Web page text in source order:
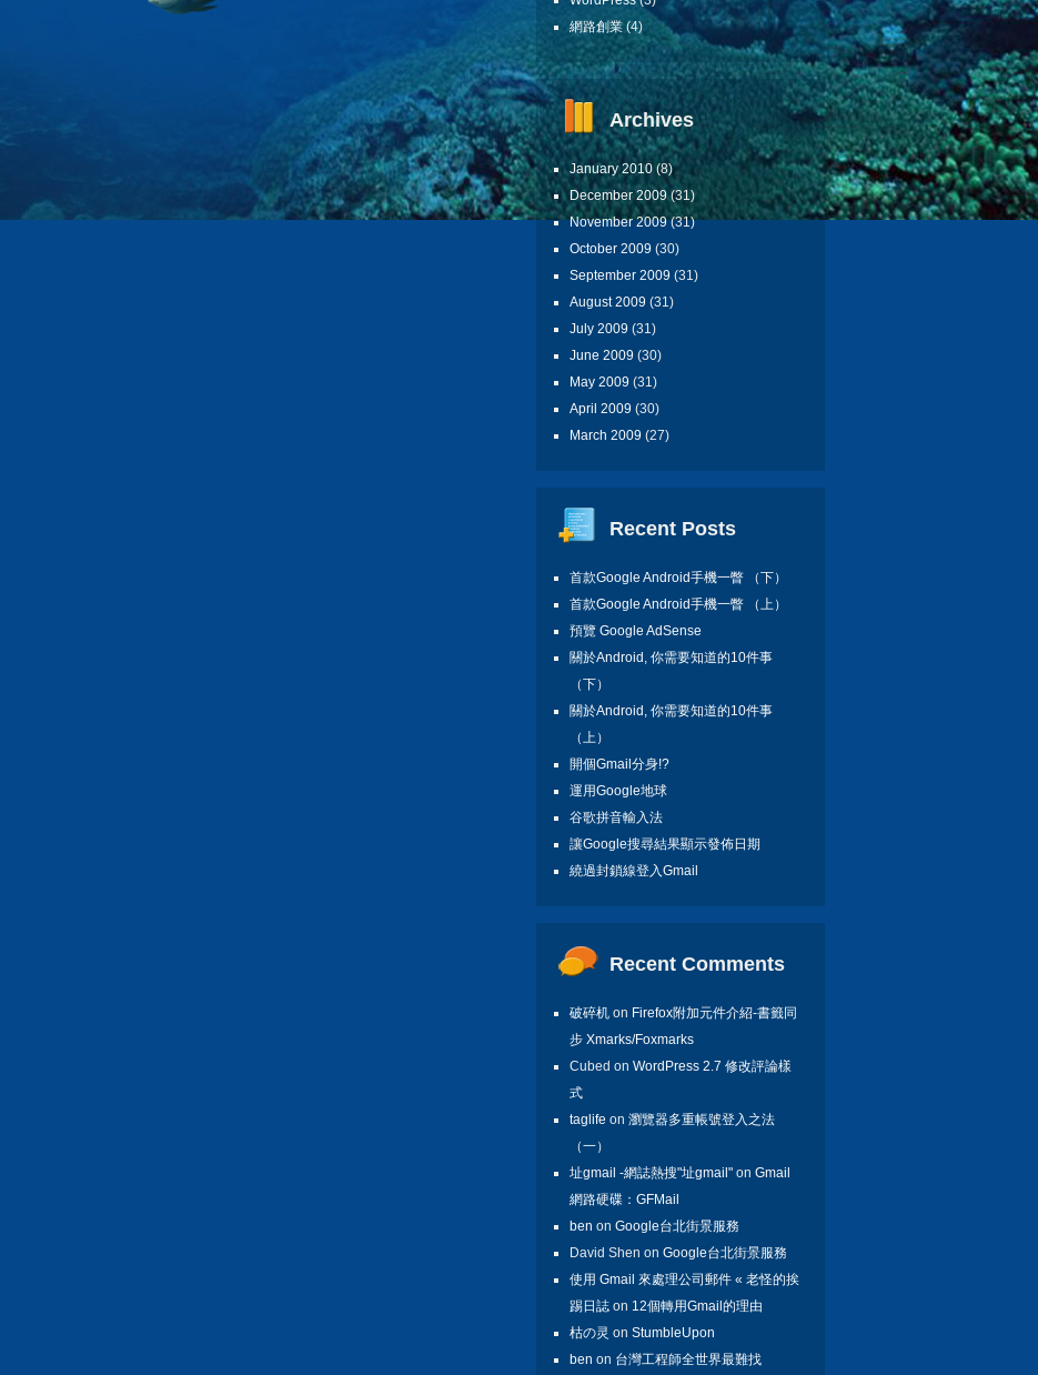
網路創業 (4)
Archives
January 2010 (8)
December 2009(31)
November 2009(31)
October 2009 (30)
September 2009 (31)
August 2009 (31)
July 2009 (31)
June 2009 (30)
May 2009 (31)
April 2009 (30)
March 2009 (27)
Recent Posts
首款Google Android手機一瞥 （下）
首款Google Android手機一瞥 （上）
預覽 Google AdSense
關於Android, 你需要知道的10件事
（下）
關於Android, 你需要知道的10件事
（上）
開個Gmail分身!?
運用Google地球
谷歌拼音輸入法
讓Google搜尋結果顯示發佈日期
繞過封鎖線登入Gmail
Recent Comments
破碎机 on Firefox附加元件介紹-書籤同
步 Xmarks/Foxmarks
Cubed on WordPress 2.7 修改評論樣
式
taglife on 瀏覽器多重帳號登入之法
（一）
址gmail -網誌熱搜"址gmail" on Gmail
網路硬碟：GFMail
ben on Google台北街景服務
David Shen on Google台北街景服務
使用 Gmail 來處理公司郵件 « 老怪的挨
踢日誌 on 12個轉用Gmail的理由
枯の灵 on StumbleUpon
ben on 台灣工程師全世界最難找